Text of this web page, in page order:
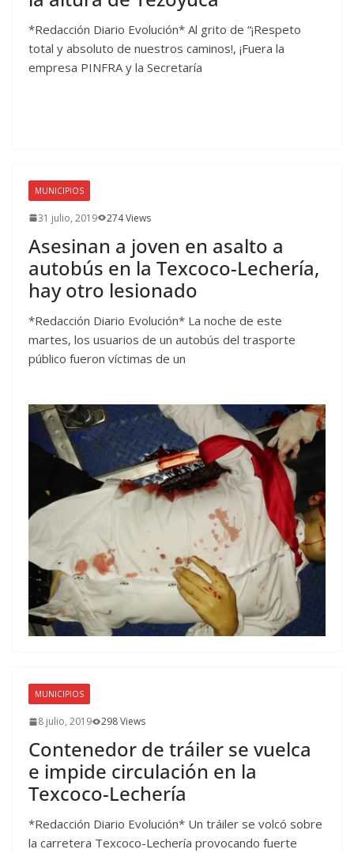
*Redacción Diario Evolución* Al grito de “¡Respeto
total y absoluto de nuestros caminos!, ¡Fuera la
empresa PINFRA y la Secretaría
MUNICIPIOS
31 julio, 2019 274 Views
Asesinan a joven en asalto a
autobús en la Texcoco-Lechería,
hay otro lesionado
*Redacción Diario Evolución* La noche de este
martes, los usuarios de un autobús del trasporte
público fueron víctimas de un
MUNICIPIOS
8 julio, 2019 298 Views
Contenedor de tráiler se vuelca
e impide circulación en la
Texcoco-Lechería
*Redacción Diario Evolución* Un tráiler se volcó sobre
la carretera Texcoco-Lechería provocando fuerte